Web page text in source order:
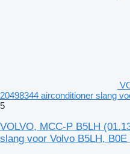
20498344 airconditioner slang
5
VOLVO, MCC-P B5LH
slang voor Volvo B5LH, B0E